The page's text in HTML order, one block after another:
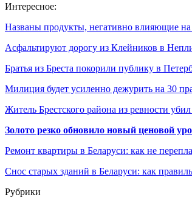
Интересное:
Названы продукты, негативно влияющие на
Асфальтируют дорогу из Клейников в
Братья из Бреста покорили публику в
Милиция будет усиленно дежурить на 30
Житель Брестского района из ревности
Золото резко обновило новый ценовой
Ремонт квартиры в Беларуси: как не
Снос старых зданий в Беларуси: как
Рубрики